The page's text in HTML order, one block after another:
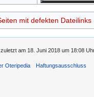
mit defekten Dateilinks
am 18. Juni 2018 um 18:08
Oteripedia Haftungsausschluss